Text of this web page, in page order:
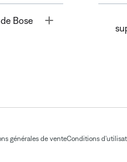
Bose Toggle
générales de venteConditions